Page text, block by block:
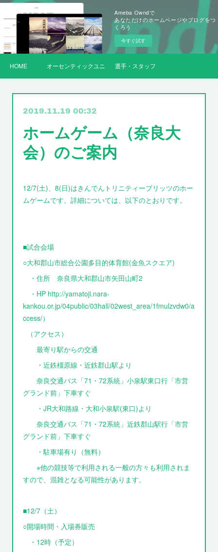
Ameba Owndで
あなただけのホームページやブログをつ
くろう
今すぐ試す
HOME オーセンティックユニフォーム選手・スタッフ
2019.11.19 00:32
ホームゲーム（奈良大
会）のご案内
12/7(土)、8(日)はきんでんトリニティーブリッツのホー
ムゲームです。詳細については、以下のとおりです。
■試合会場
○大和郡山市総合公園多目的体育館(金魚スクエア)
・住所 奈良県大和郡山市矢田山町2
・HP http://yamatoji.nara-
kankou.or.jp/04public/03hall/02west_area/1fmulzvdw0/a
ccess/）
（アクセス）
最寄り駅からの交通
・近鉄橿原線・近鉄郡山駅より
奈良交通バス「71・72系統」小泉駅東口行「市営
グランド前」下車すぐ
・JR大和路線・大和小泉駅(東口)より
奈良交通バス「71・72系統」近鉄郡山駅行「市営
グランド前」下車すぐ
・駐車場有り（無料）
※他の競技等で利用される一般の方々も利用されま
すので、混雑となる可能性があります。
■12/7（土）
○開場時間・入場券販売
・12時（予定）